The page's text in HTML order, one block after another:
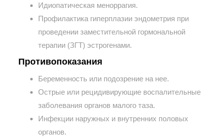
Идиопатическая меноррагия.
Профилактика гиперплазии эндометрия при
проведении заместительной гормональной
терапии (ЗГТ) эстрогенами.
Противопоказания
Беременность или подозрение на нее.
Острые или рецидивирующие воспалительные
заболевания органов малого таза.
Инфекции наружных и внутренних половых
органов.